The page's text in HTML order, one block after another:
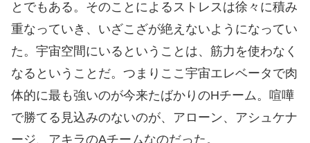
とでもある。そのことによるストレスは徐々に積み
重なっていき、いざこざが絶えないようになってい
た。宇宙空間にいるということは、筋力を使わなく
なるということだ。つまりここ宇宙エレベータで肉
体的に最も強いのが今来たばかりのHチーム。喧嘩
で勝てる見込みのないのが、アローン、アシュケナ
ージ、アキラのAチームなのだった。